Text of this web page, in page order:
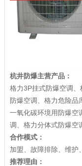
杭井防爆主营产品：
格力3P挂式防爆空调
防爆空调、格力危险品
一氧化碳环境用防爆空
调、格力分体式防爆空
合作模式：
加盟、故障排除、维护
推荐理由：